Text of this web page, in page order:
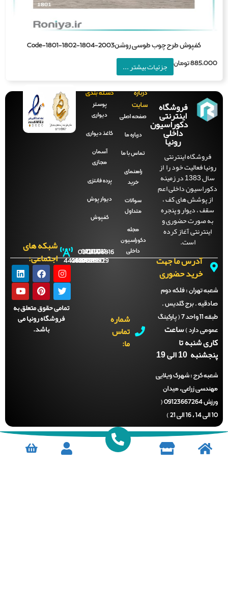
کفپوش طرح چوب طوسی روشنCode-1801-1802-1804-2003
تومان جزئیات بیشتر ...
فروشگاه
اینترنتی
دکوراسیون
داخلی
رونیا
فروشگاه اینترنتی
فعالیت خود را از
سال 1383 در زمینه
داخلی اعم
پوشش های کف ،
، دیوار و پنجره
صورت حضوری و
آغاز کرده
درباره
سایت
صفحه‌ اصلی
درباره ما
تماس با ما
راهنمای
دکوراسیون
دسته بندی
دیواری
کاغذ دیواری
آسمان
پرده فانتزی
دیوار پوش
کفپوش
آدرس ما جهت
خرید حضوری
تهران :فلکه دوم
. برج گلدیس .
طبقه 11 واحد 7 ( پارکینگ
دارد )ساعت
شنبه تا
10 الی 19
کرج :شهرک ویلایی
زراعی، میدان
ورزش 09123667264 (
شماره
تماس
09121996816
021-
44288929
021-
44288700
021-
44288701
021-
44288702
شبکه های
اجتماعی:
تمامی حقوق متعلق به
فروشگاه رونیا می